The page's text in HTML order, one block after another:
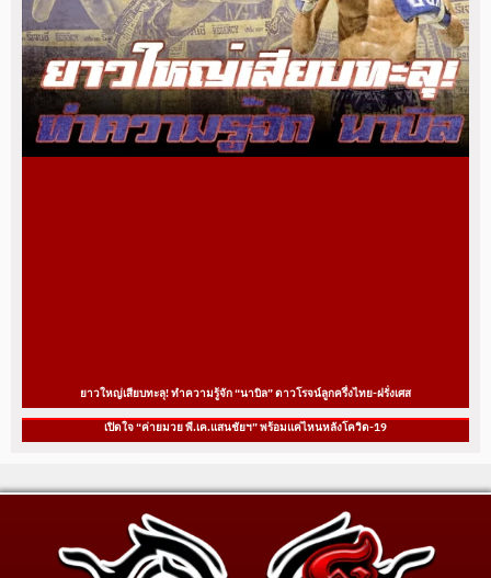
ยาวใหญ่เสียบทะลุ! ทำความรู้จัก “นาบิล” ดาวโรจน์ลูกครึ่งไทย-ฝรั่งเศส
เปิดใจ “ค่ายมวย พี.เค.แสนชัยฯ” พร้อมแค่ไหนหลังโควิด-19